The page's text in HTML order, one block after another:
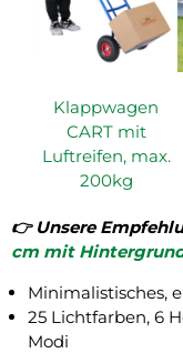
Klappwagen
CART mit
Luftreifen, max.
200kg
👉️ Unsere
cm mit
Minimalistisches,
25 Lichtfarben, 6
Modi